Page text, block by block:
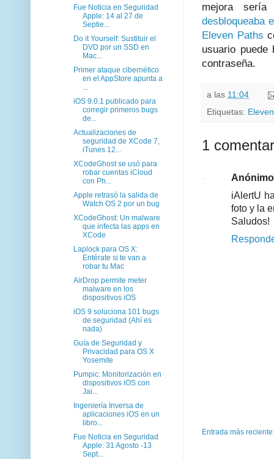
mejora
desbloqueaba
Eleven Paths
usuario
contraseña.
a las 11:04
Etiquetas:
1
Anónimo
iAlertU
foto y la
Saludos!
Entrada más reciente
Fue Noticia en Seguridad
Apple: 14 al 27 de
Septie...
Do it Yourself: Sustituir el
DVD por un SSD en
Mac...
Primer ataque cibernético
en el AppStore apunta a
iOS 9.0.1 publicado para
corregir primeros bugs
de...
Actualizaciones de
seguridad de XCode 7,
iTunes 12...
XCodeGhost se usó para
robar cuentas iCloud
con Ph...
Apple retrasó la salida de
Watch OS 2 por un bug
XCodeGhost: Un malware
que infecta las apps en
XCode
Laplock para OS X:
Entérate si te van a
robar tu Mac
AirDrop permite meter
malware en los
dispositivos iOS
iOS 9 soluciona 101 bugs
de seguridad (Ahí es
nada)
Guía de Seguridad y
Privacidad para OS X
Yosemite
Pumpic: Monitorización en
dispositivos iOS con
Jai...
Ingeniería Inversa de
aplicaciones iOS en un
libro...
Fue Noticia en Seguridad
Apple: 31 Agosto -13
Sept...